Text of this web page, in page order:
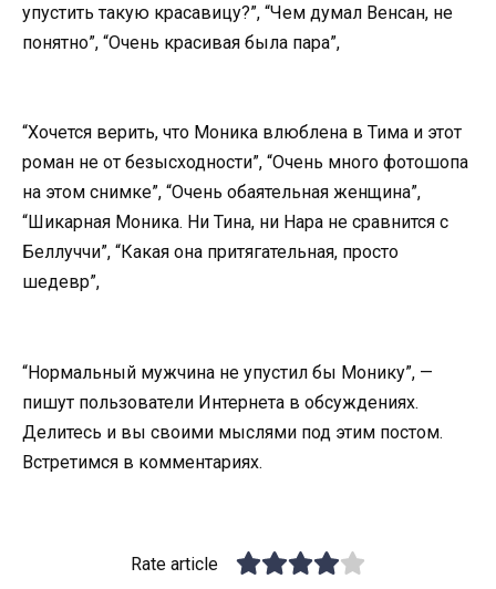
упустить такую красавицу?”, “Чем думал Венсан, не
понятно”, “Очень красивая была пара”,
“Хочется верить, что Моника влюблена в Тима и этот
роман не от безысходности”, “Очень много фотошопа
на этом снимке”, “Очень обаятельная женщина”,
“Шикарная Моника. Ни Тина, ни Нара не сравнится с
Беллуччи”, “Какая она притягательная, просто
шедевр”,
“Нормальный мужчина не упустил бы Монику”, —
пишут пользователи Интернета в обсуждениях.
Делитесь и вы своими мыслями под этим постом.
Встретимся в комментариях.
Rate article